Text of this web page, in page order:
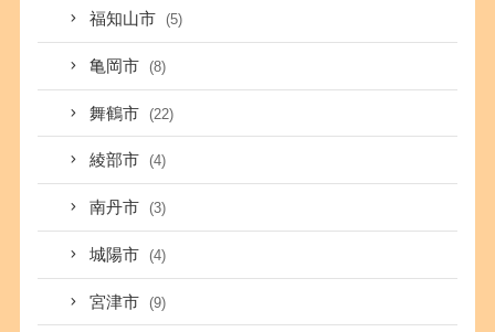
福知山市 (5)
亀岡市 (8)
舞鶴市 (22)
綾部市 (4)
南丹市 (3)
城陽市 (4)
宮津市 (9)